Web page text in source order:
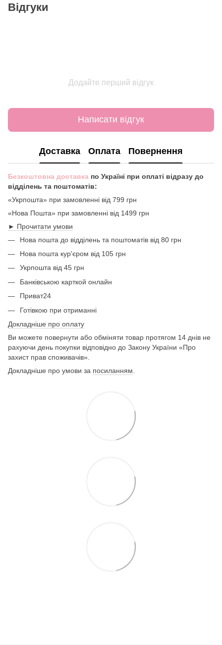
Відгуки
Додайте перший відгук
Написати відгук
Доставка Оплата Повернення
Безкоштовна доставка по Україні при оплаті відразу до
відділень та поштоматів:
«Укрпошта» при замовленні від 799 грн
«Нова Пошта» при замовленні від 1499 грн
► Прочитати умови
Нова пошта до відділень та поштоматів від 80 грн
Нова пошта кур'єром від 105 грн
Укрпошта від 45 грн
Банківською карткой онлайн
Приват24
Готівкою при отриманні
Докладніше про оплату
Ви можете повернути або обміняти товар протягом 14 днів не
рахуючи день покупки відповідно до Закону України «Про
захист прав споживачів».
Докладніше про умови за посиланням